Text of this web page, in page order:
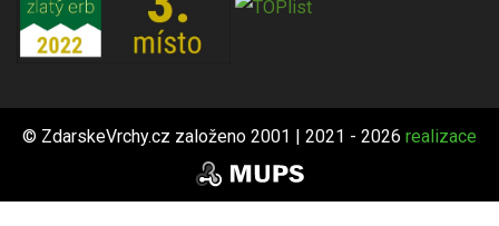
© ZdarskeVrchy.cz založeno 2001 | 2021 - 2026 realizace